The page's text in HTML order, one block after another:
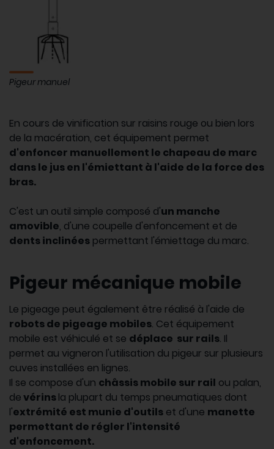
Pigeur manuel
En cours de vinification sur raisins rouge ou bien lors
de la macération, cet équipement permet
d'enfoncer manuellement le chapeau de marc
dans le jus en l'émiettant à l'aide de la force des
bras.
C'est un outil simple composé d'un manche
amovible, d'une coupelle d'enfoncement et de
dents inclinées permettant l'émiettage du marc.
Pigeur mécanique mobile
Le pigeage peut également être réalisé à l'aide de
robots de pigeage mobiles. Cet équipement
mobile est véhiculé et se déplace sur rails. Il
permet au vigneron l'utilisation du pigeur sur plusieurs
cuves installées en lignes.
Il se compose d'un châssis mobile sur rail ou palan,
devérinsla plupart du temps pneumatiques dont
l'extrémité est munie d'outils et d'une manette
permettant de régler l'intensité
d'enfoncement.